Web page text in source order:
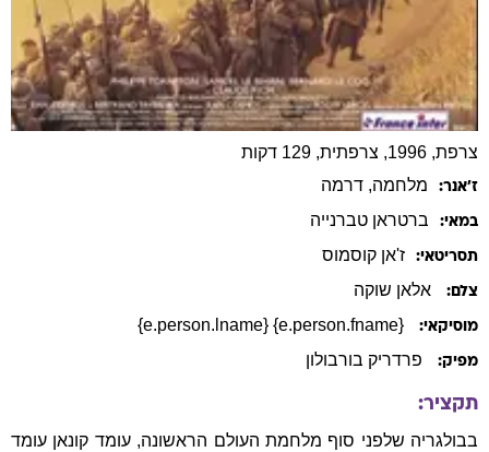
צרפת, 1996, צרפתית, 129 דקות
ז׳אנר: מלחמה, דרמה
במאי: ברטראן טברנייה
תסריטאי: ז'אן קוסמוס
צלם: אלאן שוקה
מוסיקאי: {e.person.fname} {e.person.lname}
מפיק: פרדריק בורבולון
תקציר:
בבולגריה שלפני סוף מלחמת העולם הראשונה, עומד קונאן עומד